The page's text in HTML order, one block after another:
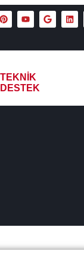
TEKNIK
DESTEK